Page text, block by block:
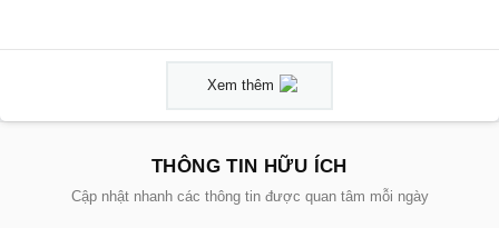
Xem thêm
THÔNG TIN HỮU ÍCH
Cập nhật nhanh các thông tin được quan tâm mỗi ngày